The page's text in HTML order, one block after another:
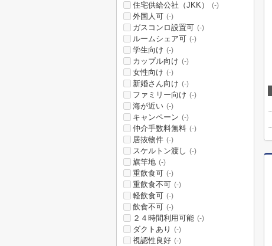
住宅供給公社（JKK） (-)
外国人可 (-)
ガスコンロ設置可 (-)
ルームシェア可 (-)
学生向け (-)
カップル向け (-)
女性向け (-)
新婚さん向け (-)
ファミリー向け (-)
海が近い (-)
キャンペーン (-)
仲介手数料無料 (-)
居抜物件 (-)
スケルトン渡し (-)
旗竿地 (-)
重飲食可 (-)
重飲食不可 (-)
軽飲食可 (-)
飲食不可 (-)
２４時間利用可能 (-)
ダクトあり (-)
視認性良好 (-)